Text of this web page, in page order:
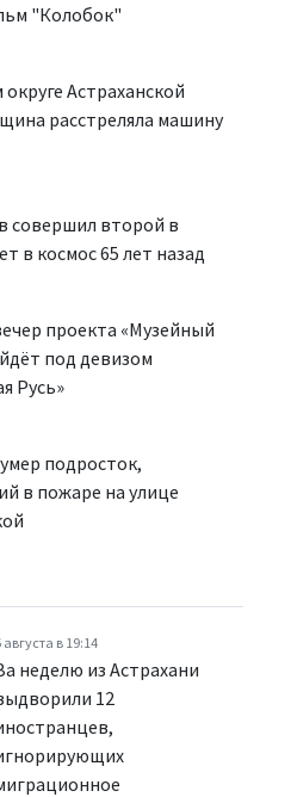
"Колобок"
Астраханской
расстреляла машину
совершил второй в
в космос 65 лет назад
проекта «Музейный
под девизом
Русь»
подросток,
в пожаре на улице
августа в 19:14
неделю из Астрахани
12